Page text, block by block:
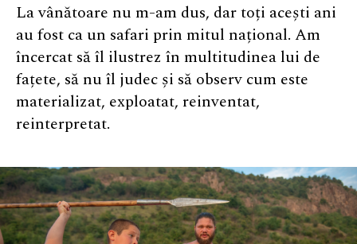
La vânătoare nu m-am dus, dar toți acești ani
au fost ca un safari prin mitul național. Am
încercat să îl ilustrez în multitudinea lui de
fațete, să nu îl judec și să observ cum este
materializat, exploatat, reinventat,
reinterpretat.